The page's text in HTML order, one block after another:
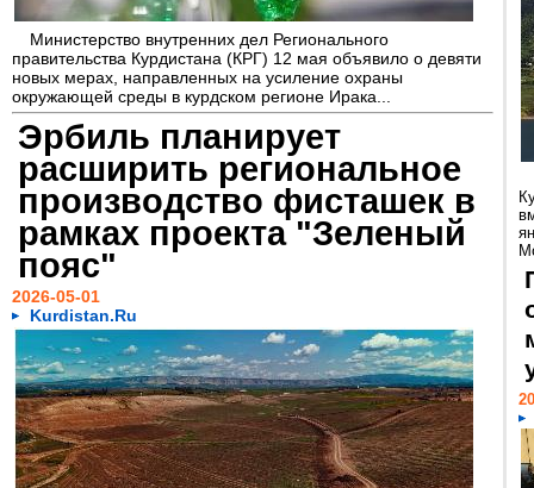
Министерство внутренних дел Регионального
правительства Курдистана (КРГ) 12 мая объявило о девяти
новых мерах, направленных на усиление охраны
окружающей среды в курдском регионе Ирака...
Эрбиль планирует
расширить региональное
производство фисташек в
рамках проекта "Зеленый
пояс"
2026-05-01
Kurdistan.Ru